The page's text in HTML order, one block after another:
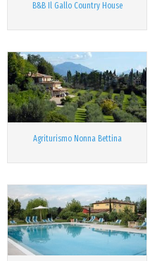
B&B Il Gallo Country House
Agriturismo Nonna Bettina